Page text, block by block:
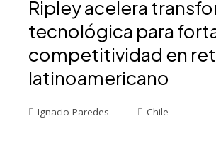
Ripley acelera
tecnológica para
competitividad en
latinoamericano
Ignacio Paredes Chile